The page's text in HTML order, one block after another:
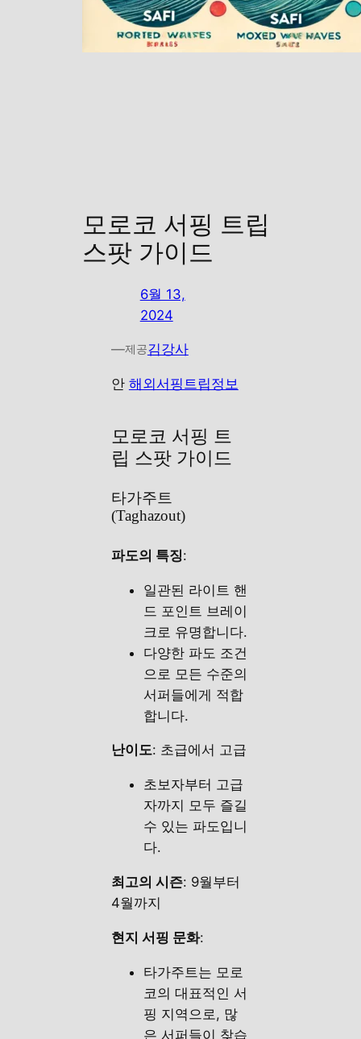
모로코 서핑 트립
스팟 가이드
6월 13,
2024
—제공김강사
안 해외서핑트립정보
모로코 서핑 트
립 스팟 가이드
타가주트
(Taghazout)
파도의 특징:
일관된 라이트 핸
드 포인트 브레이
크로 유명합니다.
다양한 파도 조건
으로 모든 수준의
서퍼들에게 적합
합니다.
난이도: 초급에서 고급
초보자부터 고급
자까지 모두 즐길
수 있는 파도입니
다.
최고의 시즌: 9월부터
4월까지
현지 서핑 문화:
타가주트는 모로
코의 대표적인 서
핑 지역으로, 많
은 서퍼들이 찾습